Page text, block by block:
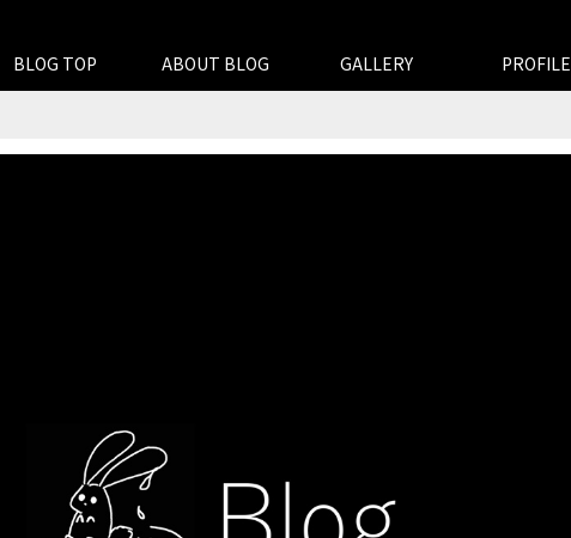
BLOG TOP ABOUT BLOG GALLERY PROFILE